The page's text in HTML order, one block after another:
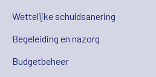
Wettelijke schuldsanering
Begeleiding en nazorg
Budgetbeheer